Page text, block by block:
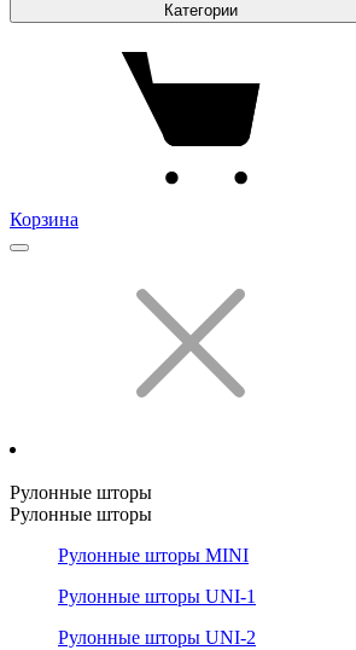
Категории
Корзина
Рулонные шторы
Рулонные шторы
Рулонные шторы MINI
Рулонные шторы UNI-1
Рулонные шторы UNI-2